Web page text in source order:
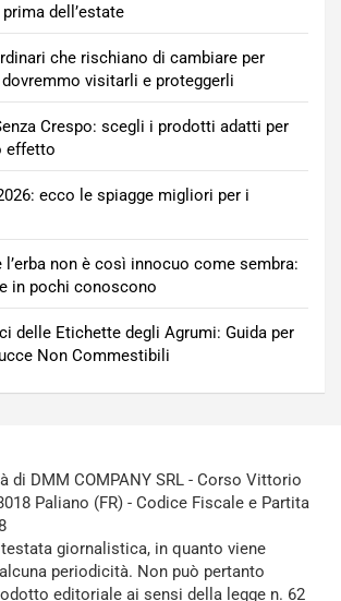
dell’estate
che rischiano di cambiare per
visitarli e proteggerli
Crespo: scegli i prodotti adatti per
effetto
ecco le spiagge migliori per i
l’erba non è così innocuo come sembra:
in pochi conoscono
delle Etichette degli Agrumi: Guida per
Non Commestibili
di DMM COMPANY SRL - Corso Vittorio
Paliano (FR) - Codice Fiscale e Partita
giornalistica, in quanto viene
periodicità. Non può pertanto
editoriale ai sensi della legge n. 62